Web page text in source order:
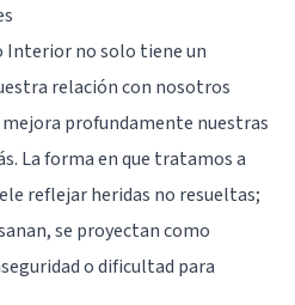
Interior no solo tiene un
relación con nosotros
profundamente nuestras
La forma en que tratamos a
reflejar heridas no resueltas;
se proyectan como
o dificultad para